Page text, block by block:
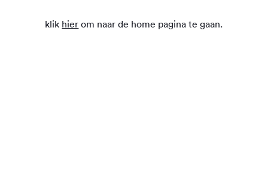
klik hier om naar de home pagina te gaan.